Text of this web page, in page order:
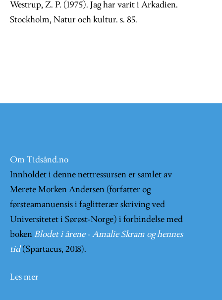
Westrup, Z. P. (1975). Jag har varit i Arkadien.
Stockholm, Natur och kultur. s. 85.
Om Tidsånd.no
Innholdet i denne nettressursen er samlet av
Merete Morken Andersen (forfatter og
førsteamanuensis i faglitterær skriving ved
Universitetet i Sørøst-Norge) i forbindelse med
boken Blodet i årene - Amalie Skram og hennes
tid (Spartacus, 2018).
Les mer